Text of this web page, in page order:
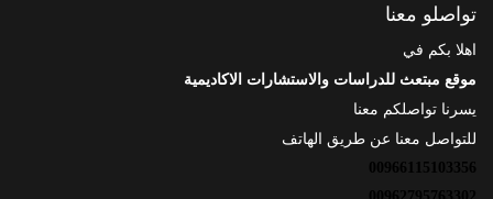
تواصلو معنا
اهلا بكم في
موقع مبتعث للدراسات والاستشارات الاكاديمية
يسرنا تواصلكم معنا
للتواصل معنا عن طريق الهاتف
00966115103356